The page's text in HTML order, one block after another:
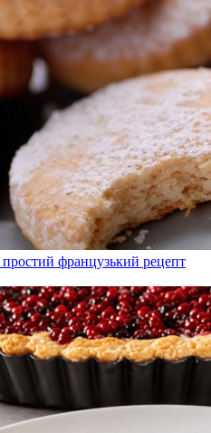
французький рецепт